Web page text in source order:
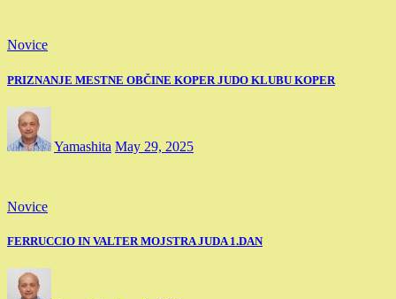
Novice
PRIZNANJE MESTNE OBČINE KOPER JUDO KLUBU KOPER
Yamashita May 29, 2025
Novice
FERRUCCIO IN VALTER MOJSTRA JUDA 1.DAN